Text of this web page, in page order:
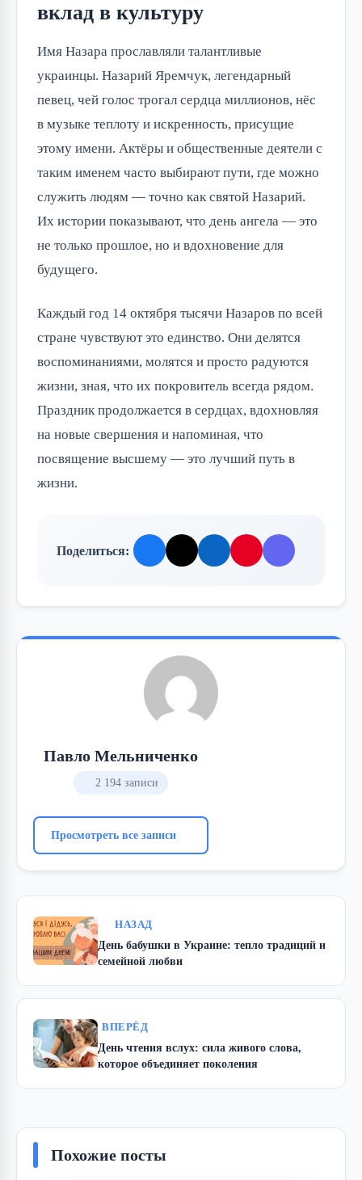
вклад в культуру
Имя Назара прославляли талантливые
украинцы. Назарий Яремчук, легендарный
певец, чей голос трогал сердца миллионов, нёс
в музыке теплоту и искренность, присущие
этому имени. Актёры и общественные деятели с
таким именем часто выбирают пути, где можно
служить людям — точно как святой Назарий.
Их истории показывают, что день ангела — это
не только прошлое, но и вдохновение для
будущего.
Каждый год 14 октября тысячи Назаров по всей
стране чувствуют это единство. Они делятся
воспоминаниями, молятся и просто радуются
жизни, зная, что их покровитель всегда рядом.
Праздник продолжается в сердцах, вдохновляя
на новые свершения и напоминая, что
посвящение высшему — это лучший путь в
жизни.
Поделиться:
Павло Мельниченко
2 194 записи
Просмотреть все записи
НАЗАД
День бабушки в Украине: тепло традиций и
семейной любви
ВПЕРЁД
День чтения вслух: сила живого слова,
которое объединяет поколения
Похожие посты